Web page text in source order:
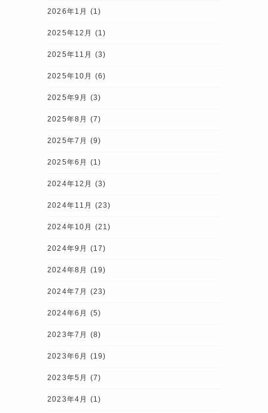
2026年1月 (1)
2025年12月 (1)
2025年11月 (3)
2025年10月 (6)
2025年9月 (3)
2025年8月 (7)
2025年7月 (9)
2025年6月 (1)
2024年12月 (3)
2024年11月 (23)
2024年10月 (21)
2024年9月 (17)
2024年8月 (19)
2024年7月 (23)
2024年6月 (5)
2023年7月 (8)
2023年6月 (19)
2023年5月 (7)
2023年4月 (1)